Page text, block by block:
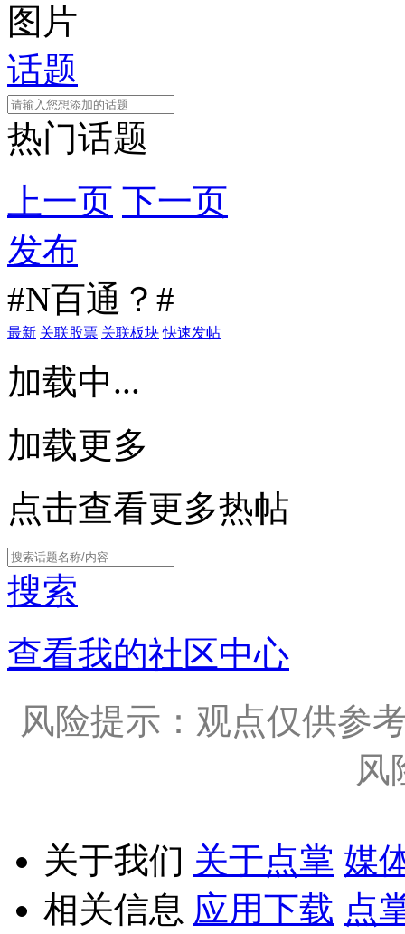
图片
话题
热门话题
上一页 下一页
发布
#N百通？#
最新 关联股票 关联板块 快速发帖
加载中...
加载更多
点击查看更多热帖
搜索
查看我的社区中心
风险提示：观点仅供参
风
关于我们 关于点掌 媒
相关信息 应用下载 点